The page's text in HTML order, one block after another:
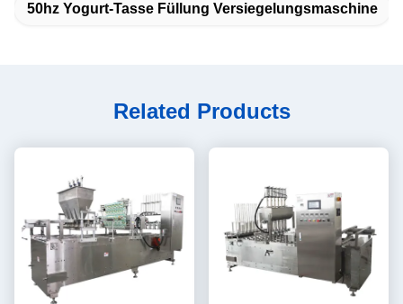
50hz Yogurt-Tasse Füllung Versiegelungsmaschine
Related Products